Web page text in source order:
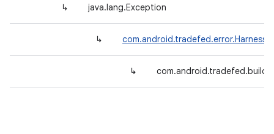
↳ java.lang.Exception
↳
↳